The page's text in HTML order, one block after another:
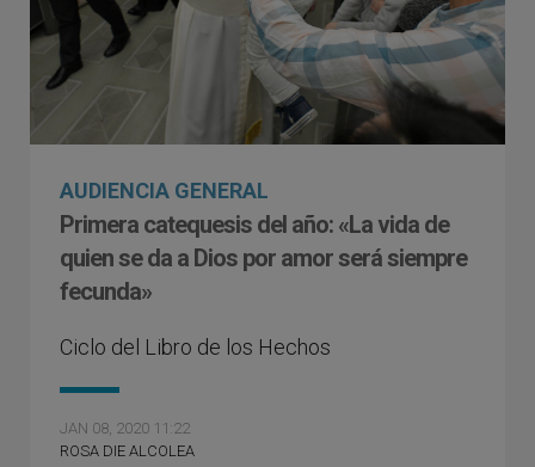
AUDIENCIA GENERAL
Primera catequesis del año: «La vida de
quien se da a Dios por amor será siempre
fecunda»
Ciclo del Libro de los Hechos
JAN 08, 2020 11:22
ROSA DIE ALCOLEA